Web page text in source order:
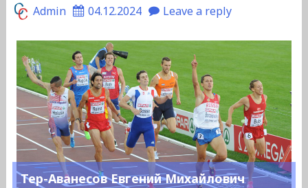
Admin 04.12.2024 Leave a reply
Тер-Аванесов Евгений Михайлович